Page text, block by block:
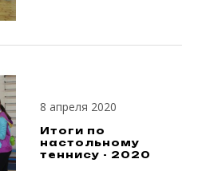
8 апреля 2020
Итоги по
настольному
теннису - 2020